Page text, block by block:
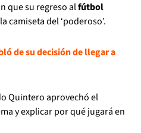
que su regreso alfútbol
camiseta del ‘poderoso’.
de su decisión de llegar a
Quintero aprovechó el
y explicar por qué jugará en